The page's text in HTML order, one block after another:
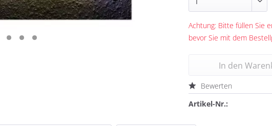
Achtung: Bitte füllen Sie
bevor Sie mit dem
In den
Bewerten
Artikel-Nr.: